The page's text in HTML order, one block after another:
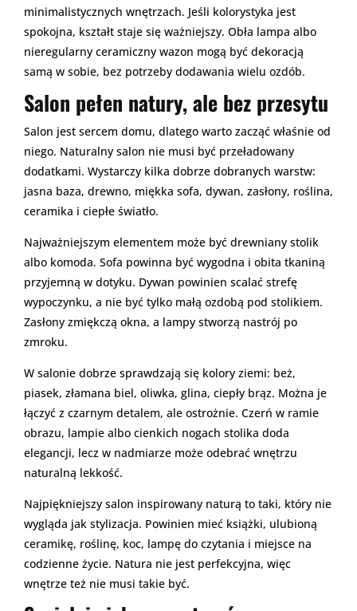
minimalistycznych wnętrzach. Jeśli kolorystyka jest
spokojna, kształt staje się ważniejszy. Obła lampa albo
nieregularny ceramiczny wazon mogą być dekoracją
samą w sobie, bez potrzeby dodawania wielu ozdób.
Salon pełen natury, ale bez przesytu
Salon jest sercem domu, dlatego warto zacząć właśnie od
niego. Naturalny salon nie musi być przeładowany
dodatkami. Wystarczy kilka dobrze dobranych warstw:
jasna baza, drewno, miękka sofa, dywan, zasłony, roślina,
ceramika i ciepłe światło.
Najważniejszym elementem może być drewniany stolik
albo komoda. Sofa powinna być wygodna i obita tkaniną
przyjemną w dotyku. Dywan powinien scalać strefę
wypoczynku, a nie być tylko małą ozdobą pod stolikiem.
Zasłony zmiękczą okna, a lampy stworzą nastrój po
zmroku.
W salonie dobrze sprawdzają się kolory ziemi: beż,
piasek, złamana biel, oliwka, glina, ciepły brąz. Można je
łączyć z czarnym detalem, ale ostrożnie. Czerń w ramie
obrazu, lampie albo cienkich nogach stolika doda
elegancji, lecz w nadmiarze może odebrać wnętrzu
naturalną lekkość.
Najpiękniejszy salon inspirowany naturą to taki, który nie
wygląda jak stylizacja. Powinien mieć książki, ulubioną
ceramikę, roślinę, koc, lampę do czytania i miejsce na
codzienne życie. Natura nie jest perfekcyjna, więc
wnętrze też nie musi takie być.